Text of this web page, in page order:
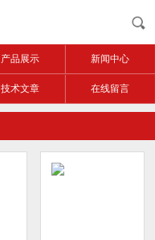
产品展示 新闻中心
技术文章 在线留言